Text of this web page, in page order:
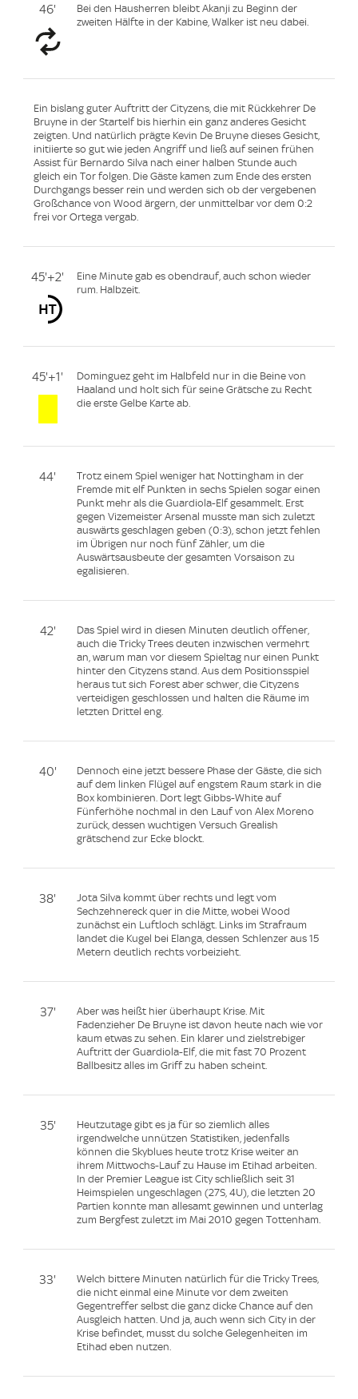
46'
Bei den Hausherren bleibt Akanji zu Beginn der
zweiten Hälfte in der Kabine, Walker ist neu dabei.
Ein bislang guter Auftritt der Cityzens, die mit Rückkehrer De
Bruyne in der Startelf bis hierhin ein ganz anderes Gesicht
zeigten. Und natürlich prägte Kevin De Bruyne dieses Gesicht,
initiierte so gut wie jeden Angriff und ließ auf seinen frühen
Assist für Bernardo Silva nach einer halben Stunde auch
gleich ein Tor folgen. Die Gäste kamen zum Ende des ersten
Durchgangs besser rein und werden sich ob der vergebenen
Großchance von Wood ärgern, der unmittelbar vor dem 0:2
frei vor Ortega vergab.
45'+2'
Eine Minute gab es obendrauf, auch schon wieder
rum. Halbzeit.
45'+1'
Dominguez geht im Halbfeld nur in die Beine von
Haaland und holt sich für seine Grätsche zu Recht
die erste Gelbe Karte ab.
44'
Trotz einem Spiel weniger hat Nottingham in der
Fremde mit elf Punkten in sechs Spielen sogar einen
Punkt mehr als die Guardiola-Elf gesammelt. Erst
gegen Vizemeister Arsenal musste man sich zuletzt
auswärts geschlagen geben (0:3), schon jetzt fehlen
im Übrigen nur noch fünf Zähler, um die
Auswärtsausbeute der gesamten Vorsaison zu
egalisieren.
42'
Das Spiel wird in diesen Minuten deutlich offener,
auch die Tricky Trees deuten inzwischen vermehrt
an, warum man vor diesem Spieltag nur einen Punkt
hinter den Cityzens stand. Aus dem Positionsspiel
heraus tut sich Forest aber schwer, die Cityzens
verteidigen geschlossen und halten die Räume im
letzten Drittel eng.
40'
Dennoch eine jetzt bessere Phase der Gäste, die sich
auf dem linken Flügel auf engstem Raum stark in die
Box kombinieren. Dort legt Gibbs-White auf
Fünferhöhe nochmal in den Lauf von Alex Moreno
zurück, dessen wuchtigen Versuch Grealish
grätschend zur Ecke blockt.
38'
Jota Silva kommt über rechts und legt vom
Sechzehnereck quer in die Mitte, wobei Wood
zunächst ein Luftloch schlägt. Links im Strafraum
landet die Kugel bei Elanga, dessen Schlenzer aus 15
Metern deutlich rechts vorbeizieht.
37'
Aber was heißt hier überhaupt Krise. Mit
Fadenzieher De Bruyne ist davon heute nach wie vor
kaum etwas zu sehen. Ein klarer und zielstrebiger
Auftritt der Guardiola-Elf, die mit fast 70 Prozent
Ballbesitz alles im Griff zu haben scheint.
35'
Heutzutage gibt es ja für so ziemlich alles
irgendwelche unnützen Statistiken, jedenfalls
können die Skyblues heute trotz Krise weiter an
ihrem Mittwochs-Lauf zu Hause im Etihad arbeiten.
In der Premier League ist City schließlich seit 31
Heimspielen ungeschlagen (27S, 4U), die letzten 20
Partien konnte man allesamt gewinnen und unterlag
zum Bergfest zuletzt im Mai 2010 gegen Tottenham.
33'
Welch bittere Minuten natürlich für die Tricky Trees,
die nicht einmal eine Minute vor dem zweiten
Gegentreffer selbst die ganz dicke Chance auf den
Ausgleich hatten. Und ja, auch wenn sich City in der
Krise befindet, musst du solche Gelegenheiten im
Etihad eben nutzen.